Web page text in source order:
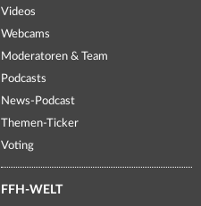
Videos
Webcams
Moderatoren & Team
Podcasts
News-Podcast
Themen-Ticker
Voting
FFH-WELT